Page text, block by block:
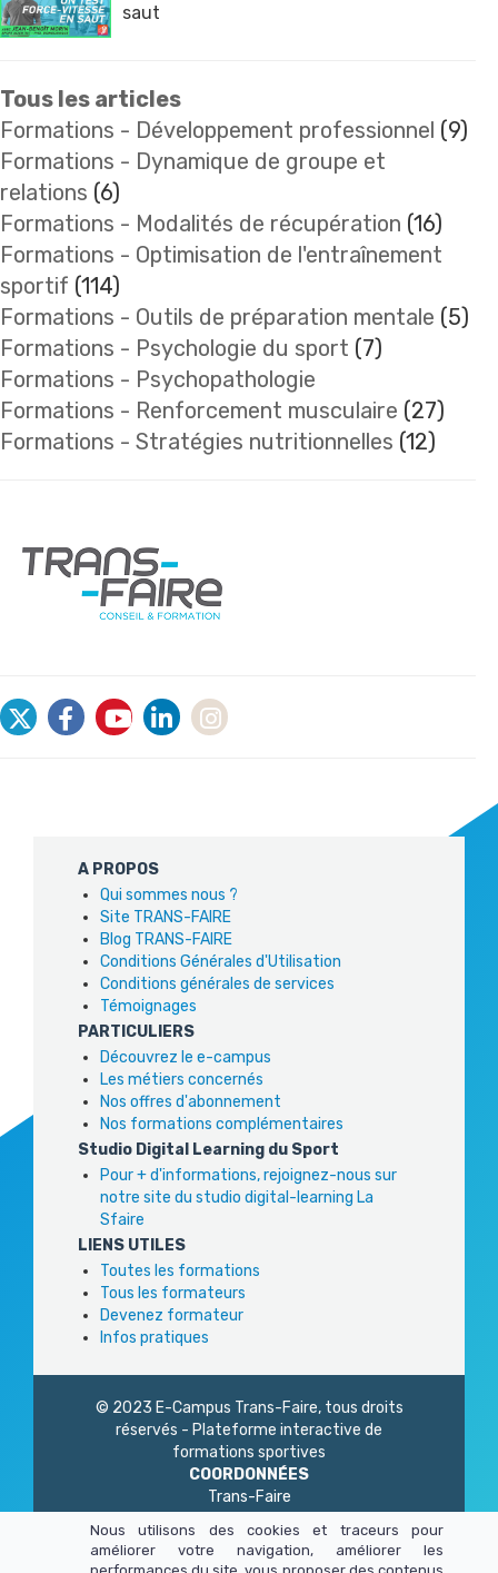
saut
Tous les articles
Formations - Développement professionnel (9)
Formations - Dynamique de groupe et
relations (6)
Formations - Modalités de récupération (16)
Formations - Optimisation de l'entraînement
sportif (114)
Formations - Outils de préparation mentale (5)
Formations - Psychologie du sport (7)
Formations - Psychopathologie
Formations - Renforcement musculaire (27)
Formations - Stratégies nutritionnelles (12)
A PROPOS
Qui sommes nous ?
Site TRANS-FAIRE
Blog TRANS-FAIRE
Conditions Générales d'Utilisation
Conditions générales de services
Témoignages
PARTICULIERS
Découvrez le e-campus
Les métiers concernés
Nos offres d'abonnement
Nos formations complémentaires
Studio Digital Learning du Sport
Pour + d'informations, rejoignez-nous sur
notre site du studio digital-learning La
Sfaire
LIENS UTILES
Toutes les formations
Tous les formateurs
Devenez formateur
Infos pratiques
© 2023 E-Campus Trans-Faire, tous droits
réservés - Plateforme interactive de
formations sportives
COORDONNÉES
Trans-Faire
75 020 Paris
01 45 23 83 87
Nous utilisons des cookies et traceurs pour
améliorer votre navigation, améliorer les